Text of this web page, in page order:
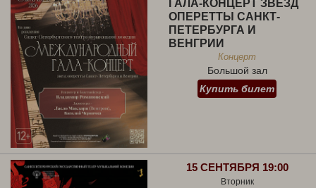
ГАЛА-КОНЦЕРТ ЗВЕЗД
ОПЕРЕТТЫ САНКТ-
ПЕТЕРБУРГА И
ВЕНГРИИ
Концерт
Большой зал
Купить билет
15 СЕНТЯБРЯ 19:00
Вторник